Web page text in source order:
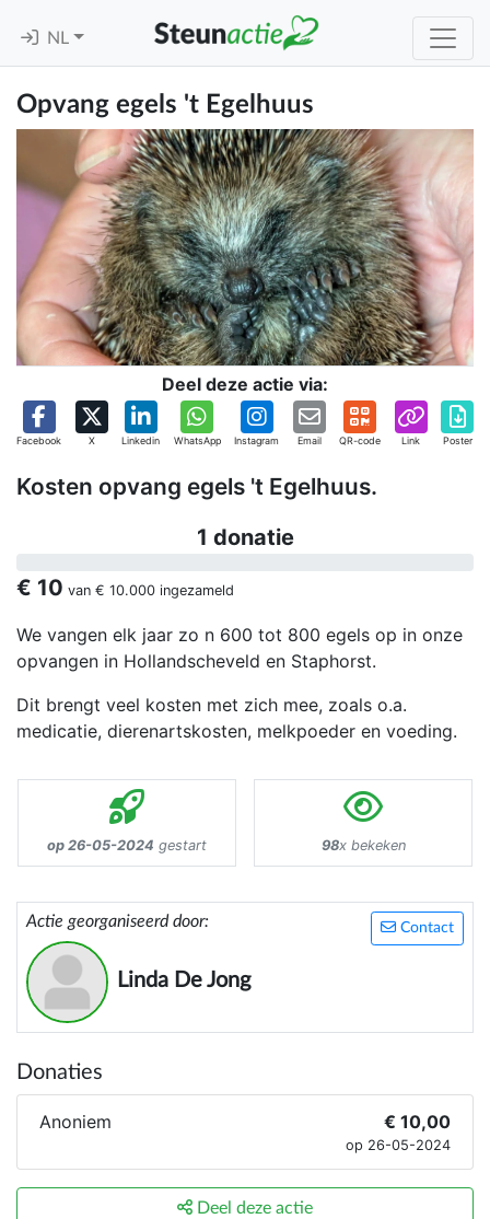
NL
Opvang egels 't Egelhuus
Deel deze actie via:
Facebook X Linkedin WhatsApp Instagram Email QR-code Link Poster
Kosten opvang egels 't Egelhuus.
1 donatie
€ 10 van € 10.000 ingezameld
We vangen elk jaar zo n 600 tot 800 egels op in onze
opvangen in Hollandscheveld en Staphorst.
Dit brengt veel kosten met zich mee, zoals o.a.
medicatie, dierenartskosten, melkpoeder en voeding.
op 26-05-2024 gestart 98x bekeken
Contact
Actie georganiseerd door:
Linda De Jong
Donaties
Anoniem € 10,00
op 26-05-2024
Deel deze actie